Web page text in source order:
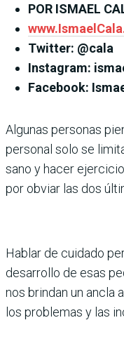
POR ISMAEL
Twitter: @cala
Instagram:
Facebook:
Algunas personas
personal solo se
sano y hacer
por obviar las dos
Hablar de cuidado
desarrollo de esas
nos brindan un ancla
los problemas y las